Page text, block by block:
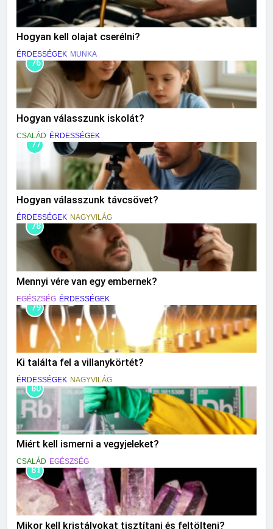
Hogyan kell olajat cserélni?
ÉRDESSÉGEK MUNKA
76
Hogyan válasszunk iskolát?
CSALÁD ÉRDESSÉGEK
77
Hogyan válasszunk távcsövet?
ÉRDESSÉGEK NAGYVILÁG
78
Mennyi vére van egy embernek?
EGÉSZSÉG ÉRDESSÉGEK
79
Ki találta fel a villanykörtét?
ÉRDESSÉGEK NAGYVILÁG
80
Miért kell ismerni a vegyjeleket?
CSALÁD EGÉSZSÉG
81
Mikor kell kristályokat tisztítani és feltölteni?